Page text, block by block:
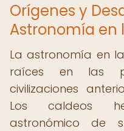
Orígenes y
Astronomía en
La astronomía en
raíces en las
civilizaciones
Los caldeos
astronómico de